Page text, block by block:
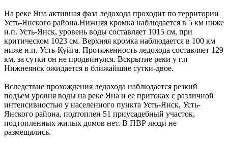
На реке Яна активная фаза ледохода проходит по территории
Усть-Янского района.Нижняя кромка наблюдается в 5 км ниже
н.п. Усть-Янск, уровень воды составляет 1015 см, при
критическом 1023 см. Верхняя кромка наблюдается в 100 км
ниже н.п. Усть-Куйга. Протяженность ледохода составляет 129
км, за сутки он не продвинулся. Вскрытие реки у г.п
Нижнеянск ожидается в ближайшие сутки-двое.
Вследствие прохождения ледохода наблюдается резкий
подъем уровня воды на реке Яна и ее притоках с различной
интенсивностью у населенного пункта Усть-Янск, Усть-
Янского района, подтоплен 51 приусадебный участок,
подтопленных жилых домов нет. В ПВР люди не
размещались.